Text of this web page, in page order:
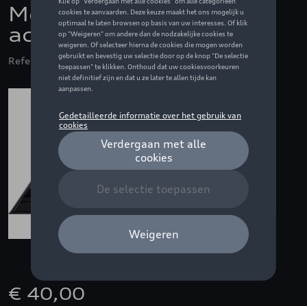
Modelnaam A6, zwart,
achterzijde
Referentie: 4K0071803
€ 40,00